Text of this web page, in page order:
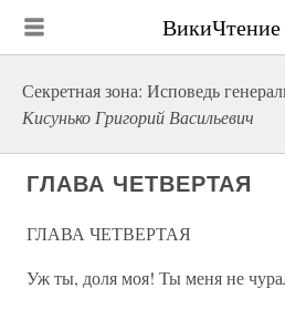
ВикиЧтение
Секретная зона: Исповедь
Кисунько Григорий Васильевич
ГЛАВА ЧЕТВЕРТАЯ
ГЛАВА ЧЕТВЕРТАЯ
Уж ты, доля моя! Ты меня не